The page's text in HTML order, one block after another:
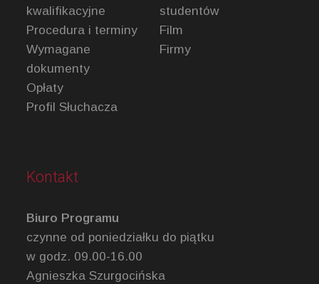
kwalifikacyjne
Procedura i terminy
Wymagane
dokumenty
Opłaty
Profil Słuchacza
studentów
Film
Firmy
Kontakt
Biuro Programu
czynne od poniedziałku do piątku
w godz. 09.00-16.00
Agnieszka Szurgocińska